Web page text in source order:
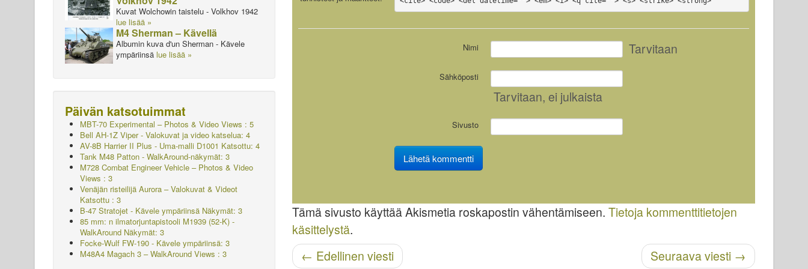
Nimi Tarvitaan
Sähköposti
Tarvitaan, ei julkaista
Sivusto
Tämä sivusto käyttää Akismetia roskapostin vähentämiseen. Tietoja kommenttitietojen
käsittelystä.
Navigoinnin jälkeinen Seuraava viesti →
← Edellinen viesti
Kuvat Wolchowin taistelu - Volkhov 1942
lue lisää »
M4 Sherman – Kävellä
Albumin kuva d'un Sherman - Kävele
ympäriinsä lue lisää »
Päivän katsotuimmat
MBT-70 Experimental – Photos & Video Views : 5
Bell AH-1Z Viper - Valokuvat ja video katselua: 4
AV-8B Harrier II Plus - Uma-malli D1001 Katsottu: 4
Tank M48 Patton - WalkAround-näkymät: 3
M728 Combat Engineer Vehicle – Photos & Video
Views : 3
Venäjän risteilijä Aurora – Valokuvat & Videot
Katsottu : 3
B-47 Stratojet - Kävele ympäriinsä Näkymät: 3
85 mm: n ilmatorjuntapistooli M1939 (52-K) -
WalkAround Näkymät: 3
Focke-Wulf FW-190 - Kävele ympäriinsä: 3
M48A4 Magach 3 – WalkAround Views : 3